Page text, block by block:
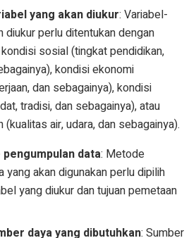
yang akan diukur: Variabel-
diukur perlu ditentukan dengan
sosial (tingkat pendidikan,
kondisi ekonomi
dan sebagainya), kondisi
tradisi, dan sebagainya), atau
air, udara, dan sebagainya).
data: Metode
yang akan digunakan perlu dipilih
yang diukur dan tujuan pemetaan
daya yang dibutuhkan: Sumber